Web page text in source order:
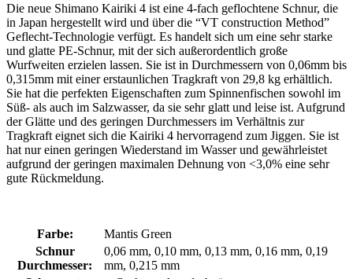
Die neue Shimano Kairiki 4 ist eine 4-fach geflochtene Schnur, die
in Japan hergestellt wird und über die “VT construction Method”
Geflecht-Technologie verfügt. Es handelt sich um eine sehr starke
und glatte PE-Schnur, mit der sich außerordentlich große
Wurfweiten erzielen lassen. Sie ist in Durchmessern von 0,06mm bis
0,315mm mit einer erstaunlichen Tragkraft von 29,8 kg erhältlich.
Sie hat die perfekten Eigenschaften zum Spinnenfischen sowohl im
Süß- als auch im Salzwasser, da sie sehr glatt und leise ist. Aufgrund
der Glätte und des geringen Durchmessers im Verhältnis zur
Tragkraft eignet sich die Kairiki 4 hervorragend zum Jiggen. Sie ist
hat nur einen geringen Wiederstand im Wasser und gewährleistet
aufgrund der geringen maximalen Dehnung von <3,0% eine sehr
gute Rückmeldung.
Farbe:
Mantis Green
Schnur
Durchmesser:
0,06 mm, 0,10 mm, 0,13 mm, 0,16 mm, 0,19
mm, 0,215 mm